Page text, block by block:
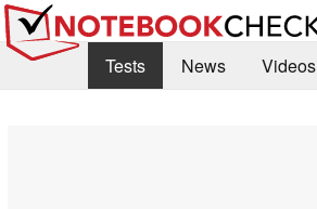
Tests News
Videos